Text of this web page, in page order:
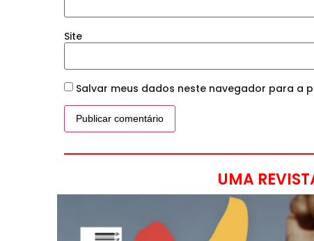
Site
Salvar meus dados neste navegador para a
UMA